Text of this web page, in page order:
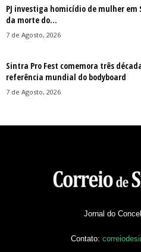
PJ investiga homicídio de mulher
da morte do...
7 de Agosto, 2026
Sintra Pro Fest comemora três
referência mundial do bodyboard
7 de Agosto, 2026
Jornal do
Contato: